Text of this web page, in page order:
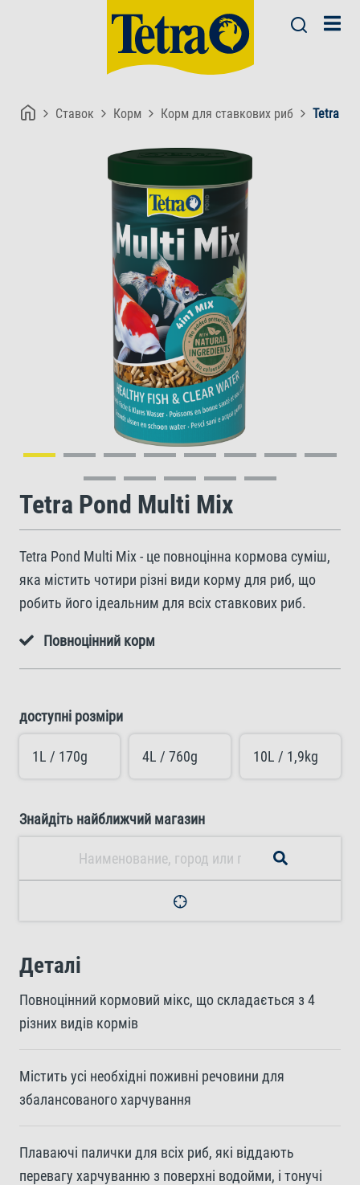
Ставок Корм Корм для ставкових риб Tetra
Tetra Pond Multi Mix
Tetra Pond Multi Mix - це повноцінна кормова суміш,
яка містить чотири різні види корму для риб, що
робить його ідеальним для всіх ставкових риб.
Повноцінний корм
доступні розміри
1L / 170g 4L / 760g 10L / 1,9kg
Знайдіть найближчий магазин
Деталі
Повноцінний кормовий мікс, що складається з 4
різних видів кормів
Містить усі необхідні поживні речовини для
збалансованого харчування
Плаваючі палички для всіх риб, які віддають
перевагу харчуванню з поверхні водойми, і тонучі